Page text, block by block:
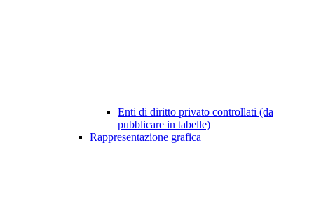
Enti di diritto privato controllati (da
pubblicare in tabelle)
Rappresentazione grafica